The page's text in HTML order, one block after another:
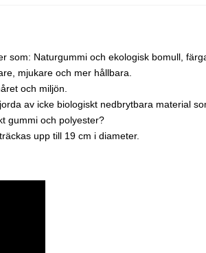
Naturgummi och ekologisk bomull,
mjukare och mer hållbara.
och miljön.
av icke biologiskt nedbrytbara material
gummi och polyester?
upp till 19 cm i diameter.